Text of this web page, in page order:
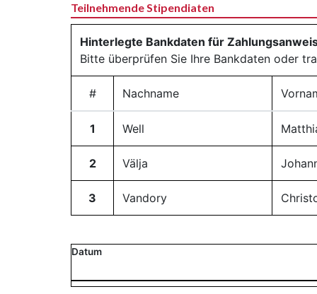
Teilnehmende Stipendiaten
Hinterlegte Bankdaten für
Bitte überprüfen Sie Ihre Bankdaten oder
# Nachname
1 Well
2 Välja
3 Vandory
Datum